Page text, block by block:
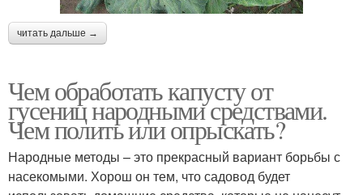
читать дальше →
Чем обработать капусту от
гусениц народными средствами.
Чем полить или опрыскать?
Народные методы – это прекрасный вариант борьбы с
насекомыми. Хорош он тем, что садовод будет